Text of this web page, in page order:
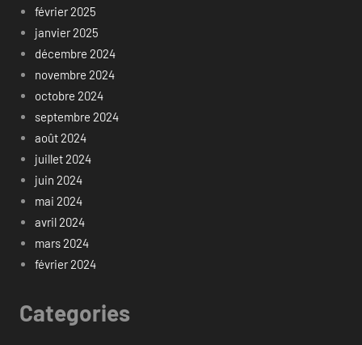
février 2025
janvier 2025
décembre 2024
novembre 2024
octobre 2024
septembre 2024
août 2024
juillet 2024
juin 2024
mai 2024
avril 2024
mars 2024
février 2024
Categories